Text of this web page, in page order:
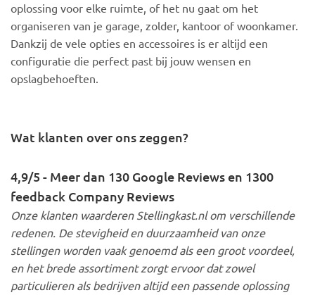
oplossing voor elke ruimte, of het nu gaat om het
organiseren van je garage, zolder, kantoor of woonkamer.
Dankzij de vele opties en accessoires is er altijd een
configuratie die perfect past bij jouw wensen en
opslagbehoeften.
Wat klanten over ons zeggen?
4,9/5 - Meer dan 130 Google Reviews en 1300
feedback Company Reviews
Onze klanten waarderen Stellingkast.nl om verschillende
redenen. De stevigheid en duurzaamheid van onze
stellingen worden vaak genoemd als een groot voordeel,
en het brede assortiment zorgt ervoor dat zowel
particulieren als bedrijven altijd een passende oplossing